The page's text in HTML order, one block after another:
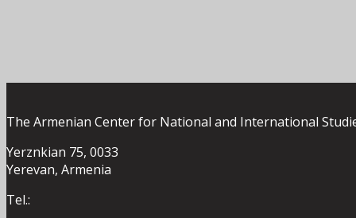
The Armenian Center for National and International
Yerznkian 75, 0033
Yerevan, Armenia
Tel.: